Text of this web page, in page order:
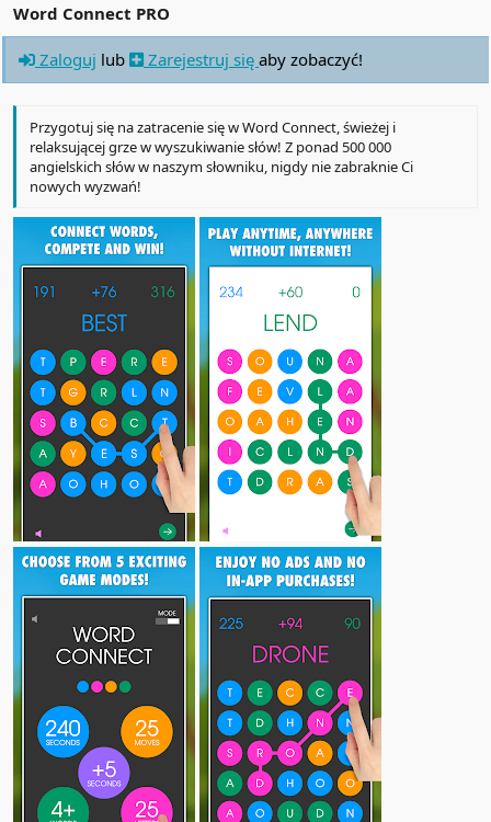
Word Connect PRO
Zaloguj lub Zarejestruj się aby zobaczyć!
Przygotuj się na zatracenie się w Word Connect, świeżej i
relaksującej grze w wyszukiwanie słów! Z ponad 500 000
angielskich słów w naszym słowniku, nigdy nie zabraknie Ci
nowych wyzwań!